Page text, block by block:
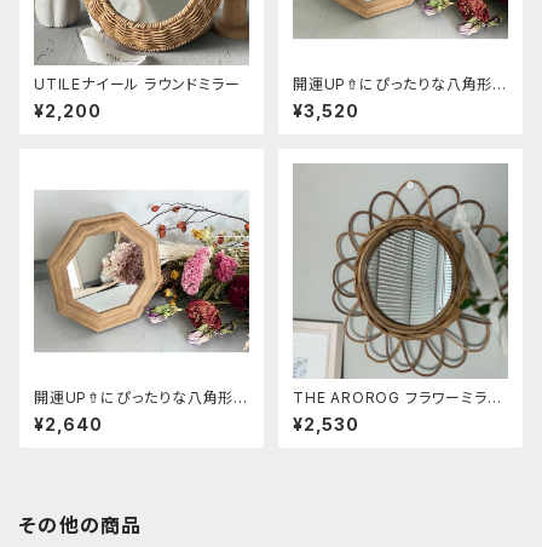
UTILEナイール ラウンドミラー
¥2,200
開運UP⇮にぴったりな八角形ミ
ラー Mサイズ
¥3,520
開運UP⇮にぴったりな八角形ミ
ラー Sサイズ
¥2,640
THE AROROG フラワーミラー
S size
¥2,530
その他の商品